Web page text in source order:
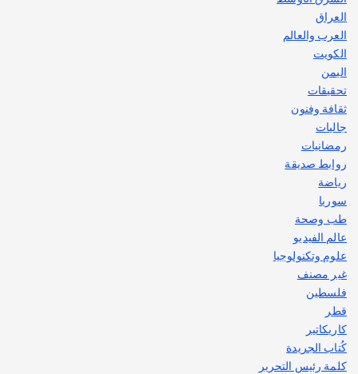
العراق
العرب والعالم
الكويت
اليمن
تحقيقات
ثقافة وفنون
جاليات
رمضانيات
روابط صديقة
رياضة
سوريا
طب وصحة
عالم الفيديو
علوم وتكنولوجيا
غير مصنف
فلسطين
قطر
كاريكاتير
كُتاب الجريدة
كلمة رئيس التحرير